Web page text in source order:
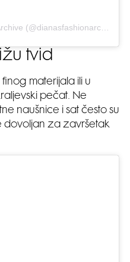
tvid
materijala ili u
pečat. Ne
naušnice i sat često su
dovoljan za završetak